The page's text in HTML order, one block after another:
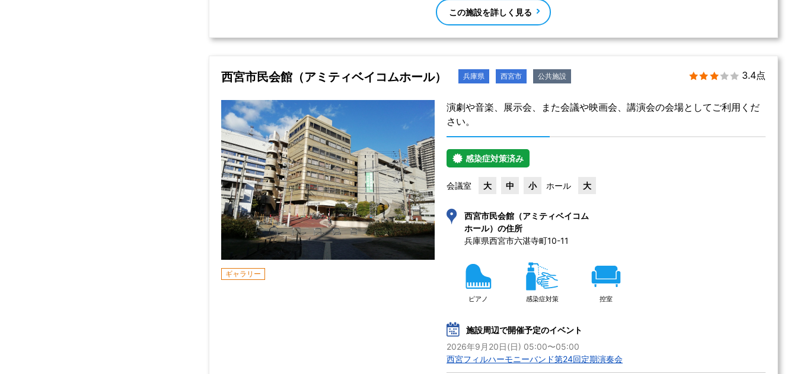
この施設を詳しく見る
西宮市民会館（アミティベイコムホール） 兵庫県 西宮市 公共施設 3.4点
ギャラリー
演劇や音楽、展示会、また会議や映画会、講演会の会場としてご利用くだ
さい。
感染症対策済み
会議室 大 中 小 ホール 大
西宮市民会館（アミティベイコム
ホール）の住所
兵庫県西宮市六湛寺町10-11
ピアノ 感染症対策 控室
施設周辺で開催予定のイベント
2026年9月20日(日) 05:00〜05:00
西宮フィルハーモニーバンド第24回定期演奏会